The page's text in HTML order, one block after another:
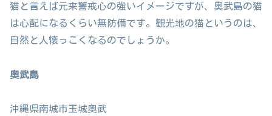
猫と言えば元来警戒心の強いイメージですが、奥武島の猫
は心配になるくらい無防備です。観光地の猫というのは、
自然と人懐っこくなるのでしょうか。
奥武島
沖縄県南城市玉城奥武